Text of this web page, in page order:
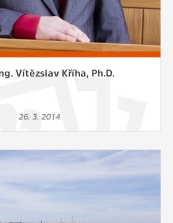
Vítězslav Kříha, Ph.D.
26. 3. 2014